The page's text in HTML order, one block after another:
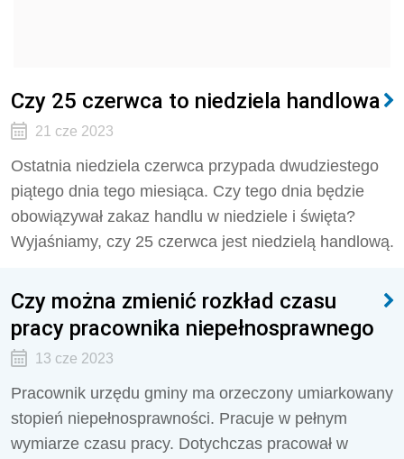
Czy 25 czerwca to niedziela handlowa
21 cze 2023
Ostatnia niedziela czerwca przypada dwudziestego
piątego dnia tego miesiąca. Czy tego dnia będzie
obowiązywał zakaz handlu w niedziele i święta?
Wyjaśniamy, czy 25 czerwca jest niedzielą handlową.
Czy można zmienić rozkład czasu
pracy pracownika niepełnosprawnego
13 cze 2023
Pracownik urzędu gminy ma orzeczony umiarkowany
stopień niepełnosprawności. Pracuje w pełnym
wymiarze czasu pracy. Dotychczas pracował w